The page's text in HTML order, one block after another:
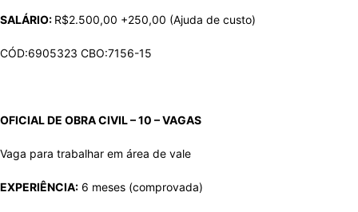
SALÁRIO: R$2.500,00 +250,00 (Ajuda de custo)
CÓD:6905323 CBO:7156-15
OFICIAL DE OBRA CIVIL – 10 – VAGAS
Vaga para trabalhar em área de vale
EXPERIÊNCIA: 6 meses (comprovada)